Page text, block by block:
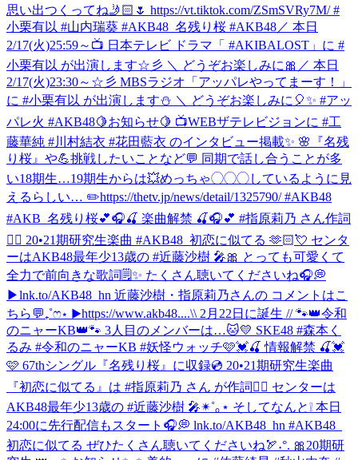
思い出つくってね🤳🏻🌷 https://vt.tiktok.com/ZSmSVRy7M/ #
小栗有以 #山内瑞葵 #AKB48_名残り桜 #AKB48／ 本日
2/17(火)25:59～📺 日本テレビ ドラマ「 #AKIBALOST」に #
小栗有以 が出演します☆彡 ＼ どうぞお楽しみに🎀 ／ 本日
2/17(火)23:30～☆彡 MBSラジオ「アッパレやってまーす！」
に #小栗有以 が出演します⛄ ＼ どうぞお楽しみに🎈✨ #アッ
パレ火 #AKB48🍋お知らせ🍋 📺WEBザテレビジョンに #工
藤華純 #川村結衣 #花田藍衣 のインタビュー掲載✨ 🌸『名残
り桜』や💪挑戦したいことなど💬 同期で話し合うことが多
い18期生…19期生からは💥めっちゃ◯◯◯しているように見
えるらしい… ✏️https://thetv.jp/news/detail/1325790/ #AKB48
#AKB_名残り桜💕🎧🍒 楽曲解禁 🍒🎧💕 #指原莉乃 さん作詞
✍🏻 20•21期研究生楽曲 #AKB48_初恋に似てる 🫶🏻💘 センタ
ーはAKB48最年少13歳の #近藤沙樹 🎤🎀 とっても可愛くて
全力で前向きな歌詞🗒️✨ たくさん聴いてくださいね🎧💭
▶︎lnk.to/AKB48_hn 近藤沙樹・指原莉乃さんの コメントはこ
ちら💬₊˚ෆ⋆ ▶︎https://www.akb48....\\ 2月22日に誕生 // 🐾👑令和
のニャーKB👑🐾 3人目のメンバーは…🐱💛 SKE48 #森本く
るみ #令和のニャーKB #妖怪ウォッチ🩷💓🍒 情報解禁 🍒💓
🩷 67thシングル『名残り桜』に収録💿 20•21期研究生楽曲
『初恋に似てる』は #指原莉乃 さん が作詞✍🏻 センターは
AKB48最年少13歳の #近藤沙樹 🎤✴︎˚｡⋆ そしてなんと❕ 本日
24:00に先行配信もスタート🎧💭 lnk.to/AKB48_hn #AKB48_
初恋に似てる ぜひたくさん聴いてくださいね🏹˖°. 🎀20期研